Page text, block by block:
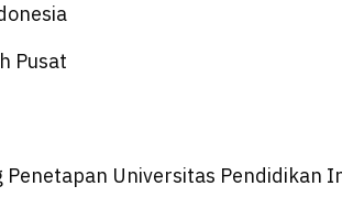
Pusat
Penetapan Universitas Pendidikan